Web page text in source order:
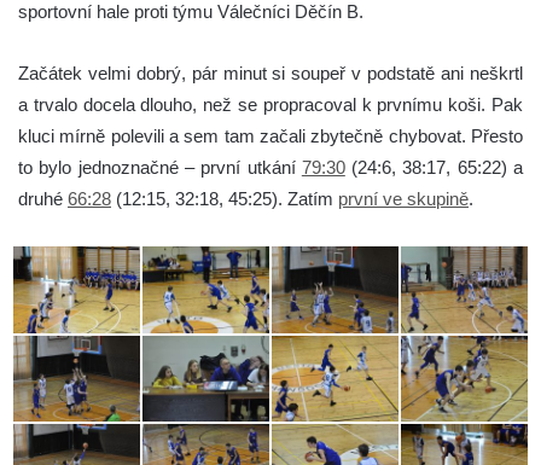
sportovní hale proti týmu Válečníci Děčín B.
Začátek velmi dobrý, pár minut si soupeř v podstatě ani neškrtl
a trvalo docela dlouho, než se propracoval k prvnímu koši. Pak
kluci mírně polevili a sem tam začali zbytečně chybovat. Přesto
to bylo jednoznačné – první utkání 79:30(24:6, 38:17, 65:22) a
druhé 66:28 (12:15, 32:18, 45:25). Zatím první ve skupině.